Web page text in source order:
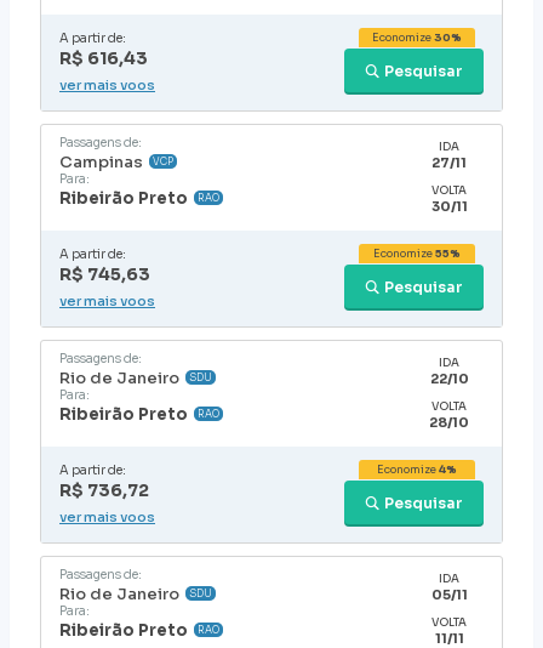
A partir de:
R$ 616,43
Pesquisar
Economize30%
ver mais voos
Passagens de:
Campinas VCP
Para:
Ribeirão Preto RAO
IDA
27/11
VOLTA
30/11
A partir de:
R$ 745,63
Pesquisar
Economize55%
ver mais voos
Passagens de:
Rio de Janeiro SDU
Para:
Ribeirão Preto RAO
IDA
22/10
VOLTA
28/10
A partir de:
R$ 736,72
Pesquisar
Economize4%
ver mais voos
Passagens de:
Rio de Janeiro SDU
Para:
Ribeirão Preto RAO
IDA
05/11
VOLTA
11/11